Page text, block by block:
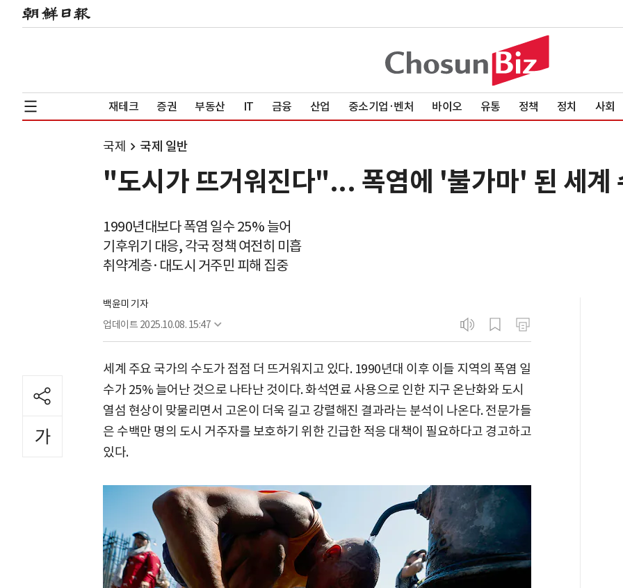
재테크 증권 부동산 IT 금융 산업 중소기업·벤처 바이오 유통 정책 정치 사회
국제 국제 일반
"도시가 뜨거워진다"... 폭염에 '불가마' 된 세계
1990년대보다 폭염 일수 25% 늘어
기후위기 대응, 각국 정책 여전히 미흡
취약계층·대도시 거주민 피해 집중
백윤미 기자
업데이트 2025.10.08. 15:47
세계 주요 국가의 수도가 점점 더 뜨거워지고 있다. 1990년대 이후 이들 지역의 폭염 일
수가 25% 늘어난 것으로 나타난 것이다. 화석연료 사용으로 인한 지구 온난화와 도시
열섬 현상이 맞물리면서 고온이 더욱 길고 강렬해진 결과라는 분석이 나온다. 전문가들
은 수백만 명의 도시 거주자를 보호하기 위한 긴급한 적응 대책이 필요하다고 경고하고
있다.